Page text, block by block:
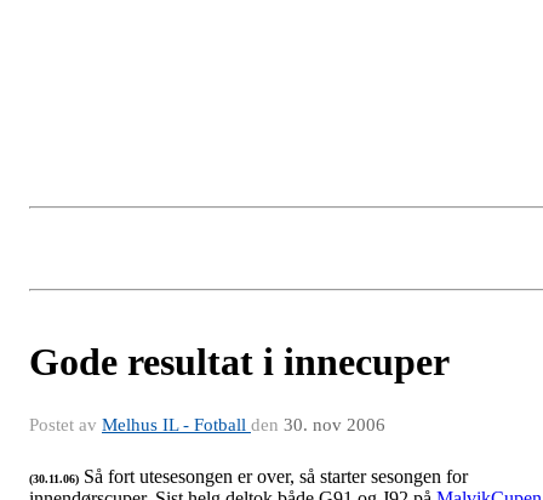
Gode resultat i innecuper
Postet av Melhus IL - Fotball den 30. nov 2006
(30.11.06) Så fort utesesongen er over, så starter sesongen for